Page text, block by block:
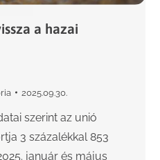
a hazai
2025.09.30.
szerint az unió
3 százalékkal 853
január és május